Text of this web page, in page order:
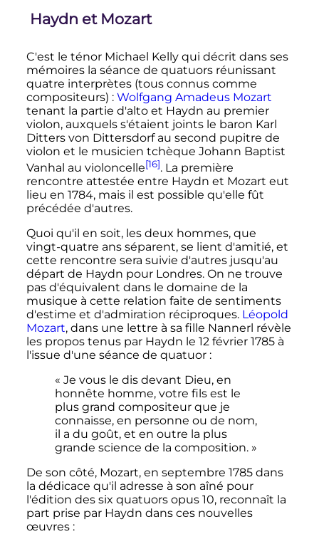
Haydn et Mozart
C'est le ténor Michael Kelly qui décrit dans ses
mémoires la séance de quatuors réunissant
quatre interprètes (tous connus comme
compositeurs) : Wolfgang Amadeus Mozart
tenant la partie d'alto et Haydn au premier
violon, auxquels s'étaient joints le baron Karl
Ditters von Dittersdorf au second pupitre de
violon et le musicien tchèque Johann Baptist
Vanhal au violoncelle[16]. La première
rencontre attestée entre Haydn et Mozart eut
lieu en 1784, mais il est possible qu'elle fût
précédée d'autres.
Quoi qu'il en soit, les deux hommes, que
vingt-quatre ans séparent, se lient d'amitié, et
cette rencontre sera suivie d'autres jusqu'au
départ de Haydn pour Londres. On ne trouve
pas d'équivalent dans le domaine de la
musique à cette relation faite de sentiments
d'estime et d'admiration réciproques. Léopold
Mozart, dans une lettre à sa fille Nannerl révèle
les propos tenus par Haydn le 12 février 1785à
l'issue d'une séance de quatuor :
« Je vous le dis devant Dieu, en
honnête homme, votre fils est le
plus grand compositeur que je
connaisse, en personne ou de nom,
il a du goût, et en outre la plus
grande science de la composition. »
De son côté, Mozart, en septembre 1785 dans
la dédicace qu'il adresse à son aîné pour
l'édition des six quatuors opus 10, reconnaît la
part prise par Haydn dans ces nouvelles
œuvres :